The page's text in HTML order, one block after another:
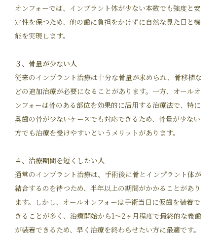
オンフォーでは、インプラント体が少ない本数でも強度と安
定性を保つため、他の歯に負担をかけずに自然な見た目と機
能を実現します。
３、骨量が少ない人
従来のインプラント治療は十分な骨量が求められ、骨移植な
どの追加治療が必要になることがあります。一方、オールオ
ンフォーは骨のある部位を効果的に活用する治療法で、特に
奥歯の骨が少ないケースでも対応できるため、骨量が少ない
方でも治療を受けやすいというメリットがあります。
４、治療期間を短くしたい人
通常のインプラント治療は、手術後に骨とインプラント体が
結合するのを待つため、半年以上の期間がかかることがあり
ます。しかし、オールオンフォーは手術当日に仮歯を装着で
きることが多く、治療開始から1～2ヶ月程度で最終的な義歯
が装着できるため、早く治療を終わらせたい方に最適です。